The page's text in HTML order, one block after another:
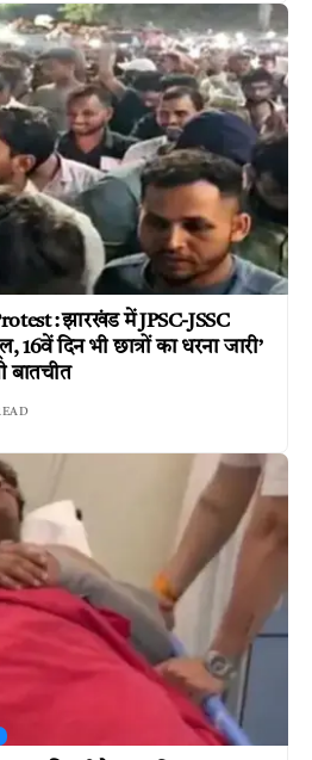
: झारखंड में JPSC-JSSC
16वें दिन भी छात्रों का धरना जारी’
बातचीत